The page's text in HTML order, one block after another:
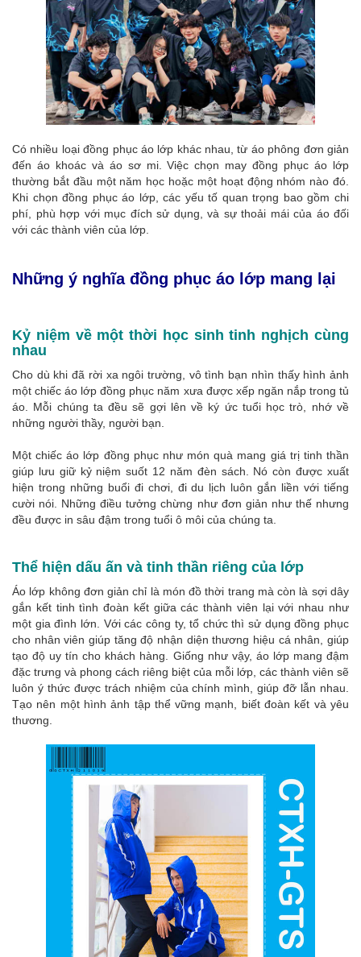
Có nhiều loại đồng phục áo lớp khác nhau, từ áo phông đơn giản
đến áo khoác và áo sơ mi. Việc chọn may đồng phục áo lớp
thường bắt đầu một năm học hoặc một hoạt động nhóm nào đó.
Khi chọn đồng phục áo lớp, các yếu tố quan trọng bao gồm chi
phí, phù hợp với mục đích sử dụng, và sự thoải mái của áo đối
với các thành viên của lớp.
Những ý nghĩa đồng phục áo lớp mang lại
Kỷ niệm về một thời học sinh tinh nghịch cùng
nhau
Cho dù khi đã rời xa ngôi trường, vô tình bạn nhìn thấy hình ảnh
một chiếc áo lớp đồng phục năm xưa được xếp ngăn nắp trong tủ
áo. Mỗi chúng ta đều sẽ gợi lên về ký ức tuổi học trò, nhớ về
những người thầy, người bạn.
Một chiếc áo lớp đồng phục như món quà mang giá trị tinh thần
giúp lưu giữ kỷ niệm suốt 12 năm đèn sách. Nó còn được xuất
hiện trong những buổi đi chơi, đi du lịch luôn gắn liền với tiếng
cười nói. Những điều tưởng chừng như đơn giản như thế nhưng
đều được in sâu đậm trong tuổi ô môi của chúng ta.
Thể hiện dấu ấn và tinh thần riêng của lớp
Áo lớp không đơn giản chỉ là món đồ thời trang mà còn là sợi dây
gắn kết tinh tình đoàn kết giữa các thành viên lại với nhau như
một gia đình lớn. Với các công ty, tổ chức thì sử dụng đồng phục
cho nhân viên giúp tăng độ nhận diện thương hiệu cá nhân, giúp
tạo độ uy tín cho khách hàng. Giống như vậy, áo lớp mang đậm
đặc trưng và phong cách riêng biệt của mỗi lớp, các thành viên sẽ
luôn ý thức được trách nhiệm của chính mình, giúp đỡ lẫn nhau.
Tạo nên một hình ảnh tập thể vững mạnh, biết đoàn kết và yêu
thương.